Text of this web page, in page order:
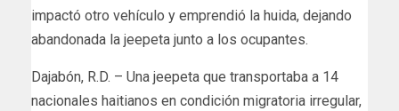
impactó otro vehículo y emprendió la huida, dejando
abandonada la jeepeta junto a los ocupantes.
Dajabón, R.D. – Una jeepeta que transportaba a 14
nacionales haitianos en condición migratoria irregular,